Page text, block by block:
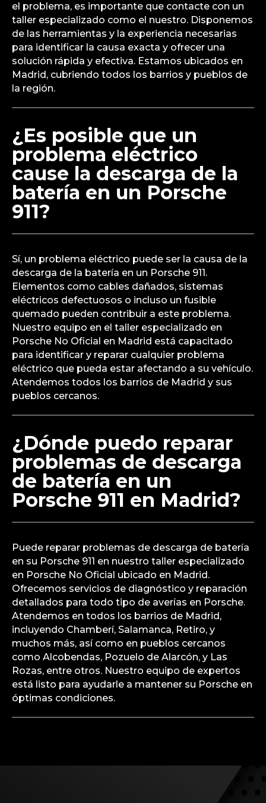
el problema, es importante que contacte con un
taller especializado como el nuestro. Disponemos
de las herramientas y la experiencia necesarias
para identificar la causa exacta y ofrecer una
solución rápida y efectiva. Estamos ubicados en
Madrid, cubriendo todos los barrios y pueblos de
la región.
¿Es posible que un
problema eléctrico
cause la descarga de la
batería en un Porsche
911?
Sí, un problema eléctrico puede ser la causa de la
descarga de la batería en un Porsche 911.
Elementos como cables dañados, sistemas
eléctricos defectuosos o incluso un fusible
quemado pueden contribuir a este problema.
Nuestro equipo en el taller especializado en
Porsche No Oficial en Madrid está capacitado
para identificar y reparar cualquier problema
eléctrico que pueda estar afectando a su vehículo.
Atendemos todos los barrios de Madrid y sus
pueblos cercanos.
¿Dónde puedo reparar
problemas de descarga
de batería en un
Porsche 911 en Madrid?
Puede reparar problemas de descarga de batería
en su Porsche 911 en nuestro taller especializado
en Porsche No Oficial ubicado en Madrid.
Ofrecemos servicios de diagnóstico y reparación
detallados para todo tipo de averías en Porsche.
Atendemos en todos los barrios de Madrid,
incluyendo Chamberí, Salamanca, Retiro, y
muchos más, así como en pueblos cercanos
como Alcobendas, Pozuelo de Alarcón, y Las
Rozas, entre otros. Nuestro equipo de expertos
está listo para ayudarle a mantener su Porsche en
óptimas condiciones.